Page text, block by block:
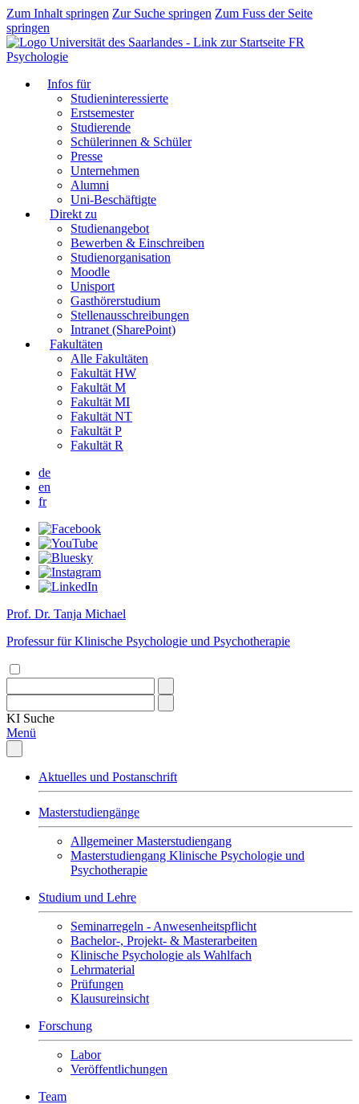
Zum Inhalt springen Zur Suche springen Zum Fuss der Seite
springen
FR
Psychologie
Infos für
Studieninteressierte
Erstsemester
Studierende
Schülerinnen & Schüler
Presse
Unternehmen
Alumni
Uni-Beschäftigte
Direkt zu
Studienangebot
Bewerben & Einschreiben
Studienorganisation
Moodle
Unisport
Gasthörerstudium
Stellenausschreibungen
Intranet (SharePoint)
Fakultäten
Alle Fakultäten
Fakultät HW
Fakultät M
Fakultät MI
Fakultät NT
Fakultät P
Fakultät R
de
en
fr
Prof. Dr. Tanja Michael
Professur für Klinische Psychologie und Psychotherapie
KI Suche
Menü
Aktuelles und Postanschrift
Masterstudiengänge
Allgemeiner Masterstudiengang
Masterstudiengang Klinische Psychologie und
Psychotherapie
Studium und Lehre
Seminarregeln - Anwesenheitspflicht
Bachelor-, Projekt- & Masterarbeiten
Klinische Psychologie als Wahlfach
Lehrmaterial
Prüfungen
Klausureinsicht
Forschung
Labor
Veröffentlichungen
Team